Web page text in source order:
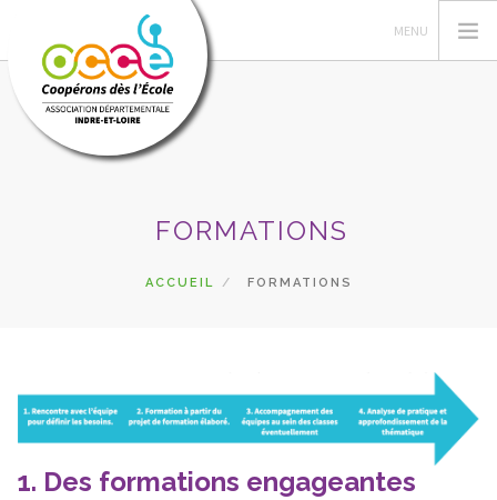
RECHERCHER
CONTACT
FORMATIONS
ACCUEIL FORMATIONS
1. Des formations engageantes